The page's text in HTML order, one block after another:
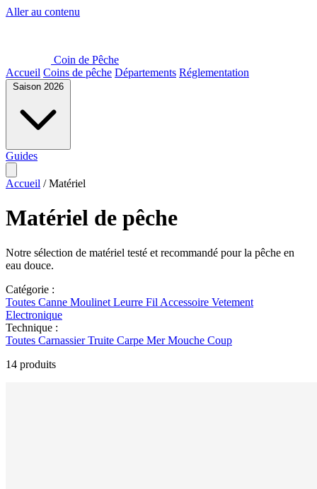
Aller au contenu
Coin de Pêche
Accueil Coins de pêche Départements Réglementation
Saison 2026
Guides
Accueil / Matériel
Matériel de pêche
Notre sélection de matériel testé et recommandé pour la pêche en
eau douce.
Catégorie :
Toutes Canne Moulinet Leurre Fil Accessoire Vetement
Electronique
Technique :
Toutes CarnassierTruite Carpe MerMouche Coup
14 produits